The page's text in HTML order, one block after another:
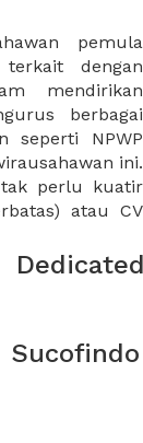
pemula
dengan
mendirikan
berbagai
seperti NPWP
ini.
tak perlu kuatir
atau CV
memiliki pilihan
dan Kantor
yakni menyewa
bergengsi,
dan juga
paket jasa